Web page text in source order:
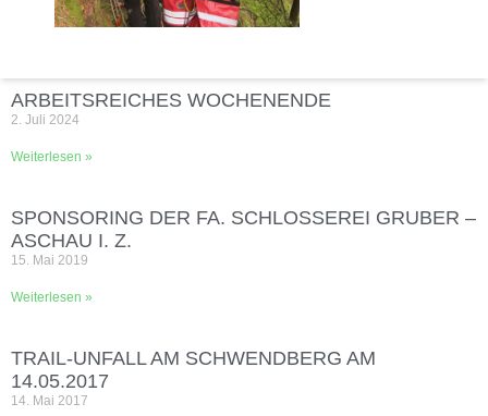
ARBEITSREICHES WOCHENENDE
2. Juli 2024
Weiterlesen »
SPONSORING DER FA. SCHLOSSEREI GRUBER –
ASCHAU I. Z.
15. Mai 2019
Weiterlesen »
TRAIL-UNFALL AM SCHWENDBERG AM
14.05.2017
14. Mai 2017